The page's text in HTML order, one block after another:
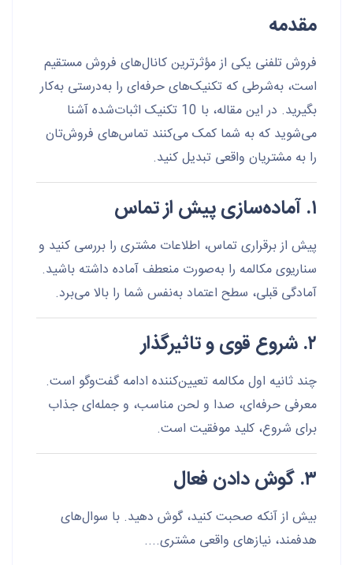
مقدمه
فروش تلفنی یکی از مؤثرترین کانال‌های فروش مستقیم
است، به‌شرطی که تکنیک‌های حرفه‌ای را به‌درستی به‌کار
بگیرید. در این مقاله، با 10 تکنیک اثبات‌شده آشنا
می‌شوید که به شما کمک می‌کنند تماس‌های فروش‌تان
را به مشتریان واقعی تبدیل کنید.
۱. آماده‌سازی پیش از تماس
پیش از برقراری تماس، اطلاعات مشتری را بررسی کنید و
سناریوی مکالمه را به‌صورت منعطف آماده داشته باشید.
آمادگی قبلی، سطح اعتماد به‌نفس شما را بالا می‌برد.
۲. شروع قوی و تاثیرگذار
چند ثانیه اول مکالمه تعیین‌کننده ادامه گفت‌وگو است.
معرفی حرفه‌ای، صدا و لحن مناسب، و جمله‌ای جذاب
برای شروع، کلید موفقیت است.
۳. گوش دادن فعال
بیش از آنکه صحبت کنید، گوش دهید. با سوال‌های
هدفمند، نیازهای واقعی مشتری....